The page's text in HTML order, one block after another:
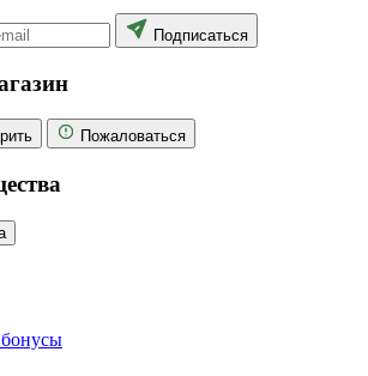
Подписаться
Пожаловаться